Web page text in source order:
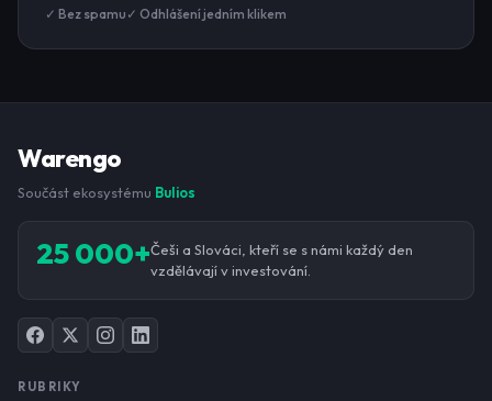
✓ Bez spamu ✓ Odhlášení jedním klikem
Warengo
Součást ekosystému Bulios
25 000+Češi a Slováci, kteří se s námi každý den
vzdělávají v investování.
RUBRIKY